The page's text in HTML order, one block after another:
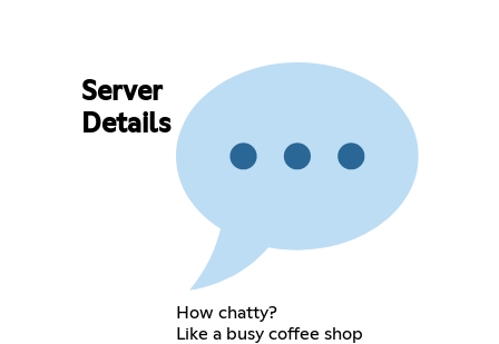
Server
Details
How chatty?
Like a busy coffee shop